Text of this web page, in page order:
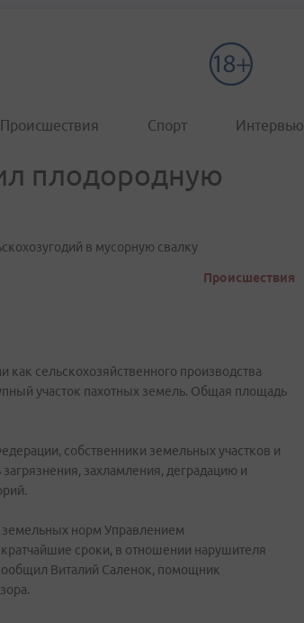
Происшествия Спорт Интервью
плодородную
в мусорную свалку
Происшествия
как сельскохозяйственного производства
участок пахотных земель. Общая площадь
собственники земельных участков и
захламления, деградацию и
норм Управлением
сроки, в отношении нарушителя
Виталий Саленок, помощник